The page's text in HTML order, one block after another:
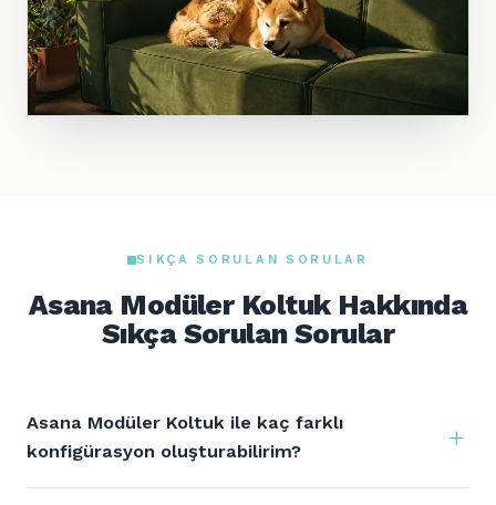
SIKÇA SORULAN SORULAR
Asana Modüler Koltuk Hakkında
Sıkça Sorulan Sorular
Asana Modüler Koltuk ile kaç farklı
konfigürasyon oluşturabilirim?